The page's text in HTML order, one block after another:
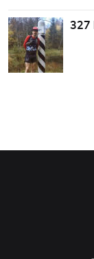
327